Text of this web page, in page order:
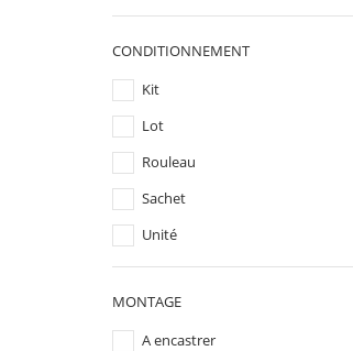
CONDITIONNEMENT
Kit
Lot
Rouleau
Sachet
Unité
MONTAGE
A encastrer